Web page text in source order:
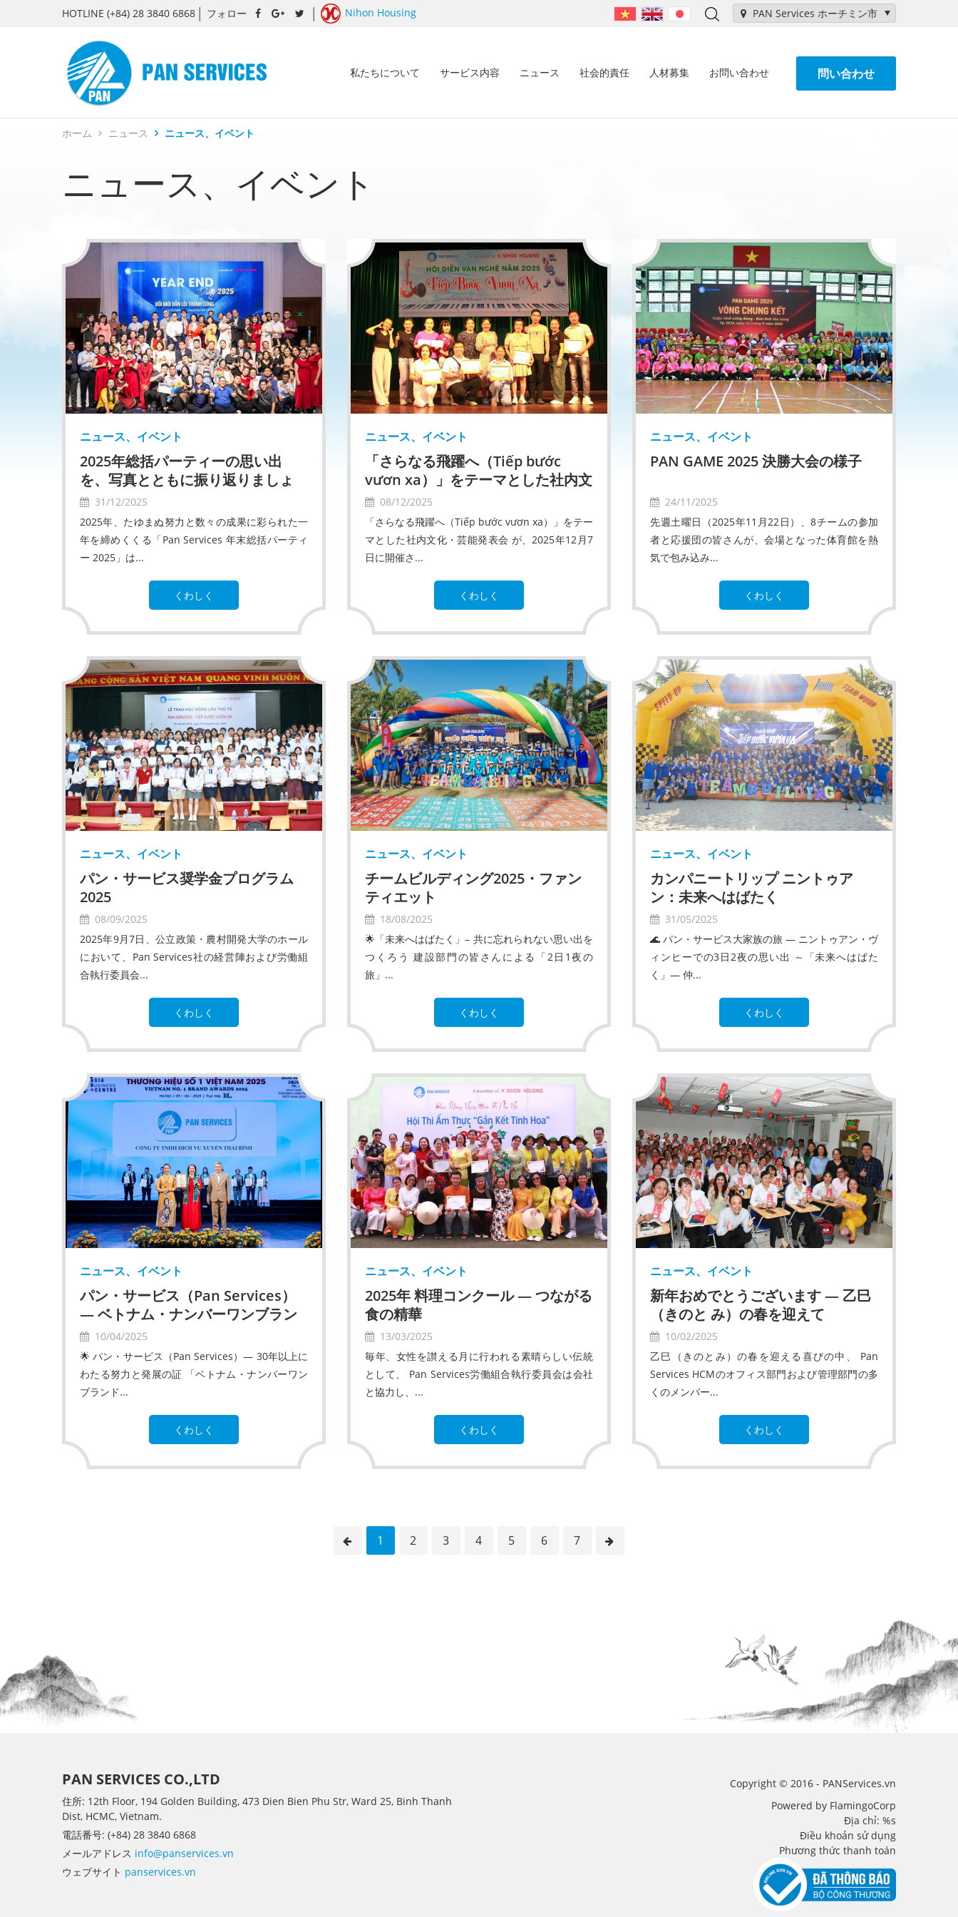
HOTLINE (+84) 28 3840 6868 フォロー Nihon Housing PAN Services ホーチミン市
私たちについて サービス内容 ニュース 社会的責任 人材募集 お問い合わせ 問い合わせ
ホーム ニュース ニュース、イベント
ニュース、イベント
ニュース、イベント
2025年総括パーティーの思い出
を、写真とともに振り返りましょ
う。31/12/2025
2025年、たゆまぬ努力と数々の成果に彩られた一
年を締めくくる「Pan Services 年末総括パーティ
ー 2025」は...
くわしく
ニュース、イベント
「さらなる飛躍へ（Tiếp bước
vươn xa）」をテーマとした社内文
化・芸能発表会
08/12/2025
「さらなる飛躍へ（Tiếp bước vươn xa）」をテー
マとした社内文化・芸能発表会 が、2025年12月7
日に開催さ...
くわしく
ニュース、イベント
PAN GAME 2025 決勝大会の様子
24/11/2025
先週土曜日（2025年11月22日）、8チームの参加
者と応援団の皆さんが、会場となった体育館を熱
気で包み込み...
くわしく
ニュース、イベント
パン・サービス奨学金プログラム
2025
08/09/2025
2025年9月7日、公立政策・農村開発大学のホール
において、Pan Services社の経営陣および労働組
合執行委員会...
くわしく
ニュース、イベント
チームビルディング2025・ファン
ティエット
18/08/2025
🌟「未来へはばたく」– 共に忘れられない思い出を
つくろう 建設部門の皆さんによる「2日1夜の
旅」...
くわしく
ニュース、イベント
カンパニートリップ ニントゥア
ン：未来へはばたく
31/05/2025
🌊 パン・サービス大家族の旅 ― ニントゥアン・ヴ
ィンヒーでの3日2夜の思い出 ～「未来へはばた
く」― 仲...
くわしく
ニュース、イベント
パン・サービス（Pan Services）
― ベトナム・ナンバーワンブラン
ド2025受賞
10/04/2025
🌟 パン・サービス（Pan Services）― 30年以上に
わたる努力と発展の証 「ベトナム・ナンバーワン
ブランド...
くわしく
ニュース、イベント
2025年 料理コンクール ― つながる
食の精華
13/03/2025
毎年、女性を讃える月に行われる素晴らしい伝統
として、 Pan Services労働組合執行委員会は会社
と協力し、...
くわしく
ニュース、イベント
新年おめでとうございます — 乙巳
（きのと み）の春を迎えて
10/02/2025
乙巳（きのとみ）の春を迎える喜びの中、 Pan
Services HCMのオフィス部門および管理部門の多
くのメンバー...
くわしく
1 2 3 4 5 6 7
PAN SERVICES CO.,LTD
住所: 12th Floor, 194 Golden Building, 473 Dien Bien Phu Str, Ward 25, Binh Thanh
Dist, HCMC, Vietnam.
電話番号: (+84) 28 3840 6868
メールアドレス info@panservices.vn
ウェブサイト panservices.vn
Copyright © 2016 - PANServices.vn
Powered by FlamingoCorp
Địa chỉ: %s
Điều khoản sử dụng
Phương thức thanh toán